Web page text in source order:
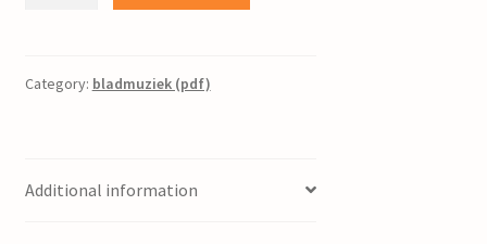
bew.
tekst
Category: bladmuziek (pdf)
Additional information